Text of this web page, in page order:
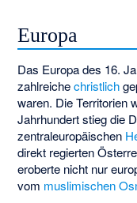
Europa
Das Europa des 16.
zahlreichechristlich
waren. Die Territorien
Jahrhundert stieg die
zentraleuropäischen
direkt regierten
eroberte nicht nur
vom muslimischen